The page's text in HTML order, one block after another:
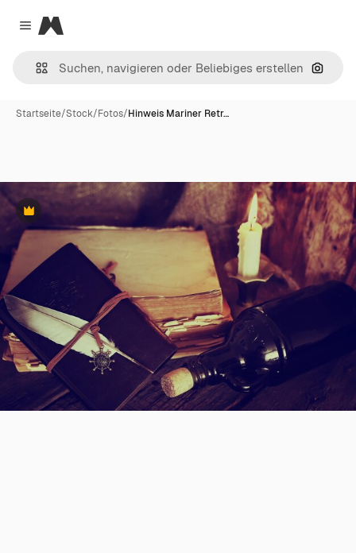
Close menu
Magnific
Nach
Startseite/Stock/Fotos/Hinweis Mariner Retr…
Premium